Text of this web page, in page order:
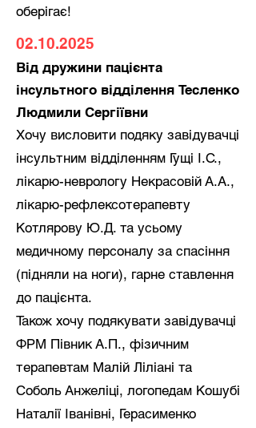
оберігає!
02.10.2025
Від дружини пацієнта
інсультного відділення Тесленко
Людмили Сергіївни
Хочу висловити подяку завідувачці
інсультним відділенням Гущі І.С.,
лікарю-неврологу Некрасовій А.А.,
лікарю-рефлексотерапевту
Котлярову Ю.Д. та усьому
медичному персоналу за спасіння
(підняли на ноги), гарне ставлення
до пацієнта.
Також хочу подякувати завідувачці
ФРМ Півник А.П., фізичним
терапевтам Малій Ліліані та
Соболь Анжеліці, логопедам Кошубі
Наталії Іванівні, Герасименко